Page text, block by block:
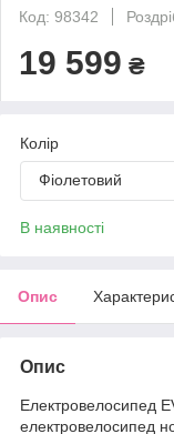
Код: 98342
19 599 ₴
Колір
Фіолетовий
В наявності
Опис
Опис
Електровелосипед
електровелосипед